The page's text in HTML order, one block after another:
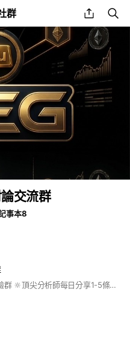
群 share
交流群
事本8
🔱歡迎加入 幣聖浮名🔱體驗群 🔆頂尖分析師每日分享1-5條策略體驗單 🔆入內部策略群（無費用）請聯繫 @wayne5558 🔆入內部群同步領取免費指標，台股美股也適用 本群只分析個人觀點，不構成投資建議。 個人策略 僅供參考